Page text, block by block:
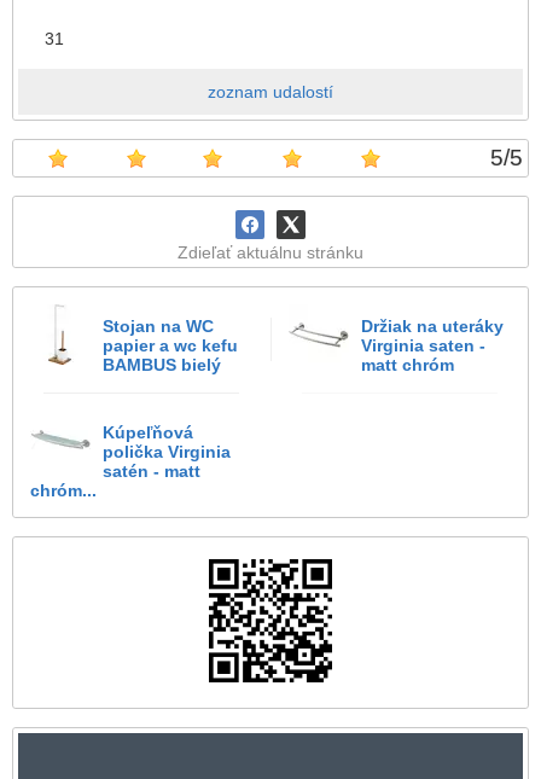
31
zoznam udalostí
5/5
Zdieľať aktuálnu stránku
Stojan na WC
papier a wc kefu
BAMBUS bielý
Držiak na uteráky
Virginia saten -
matt chróm
Kúpeľňová
polička Virginia
satén - matt
chróm...